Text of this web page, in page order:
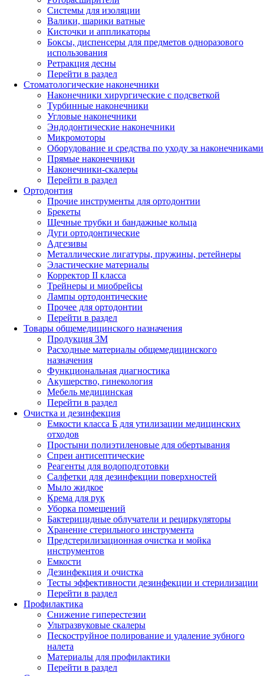
Системы для изоляции
Валики, шарики ватные
Кисточки и аппликаторы
Боксы, диспенсеры для предметов одноразового
использования
Ретракция десны
Перейти в раздел
Стоматологические наконечники
Наконечники хирургические с подсветкой
Турбинные наконечники
Угловые наконечники
Эндодонтические наконечники
Микромоторы
Оборудование и средства по уходу за наконечниками
Прямые наконечники
Наконечники-скалеры
Перейти в раздел
Ортодонтия
Прочие инструменты для ортодонтии
Брекеты
Щечные трубки и бандажные кольца
Дуги ортодонтические
Адгезивы
Металлические лигатуры, пружины, ретейнеры
Эластические материалы
Корректор II класса
Трейнеры и миобрейсы
Лампы ортодонтические
Прочее для ортодонтии
Перейти в раздел
Товары общемедицинского назначения
Продукция 3М
Расходные материалы общемедицинского
назначения
Функциональная диагностика
Акушерство, гинекология
Мебель медицинская
Перейти в раздел
Очистка и дезинфекция
Емкости класса Б для утилизации медицинских
отходов
Простыни полиэтиленовые для обертывания
Спреи антисептические
Реагенты для водоподготовки
Салфетки для дезинфекции поверхностей
Мыло жидкое
Крема для рук
Уборка помещений
Бактерицидные облучатели и рециркуляторы
Хранение стерильного инструмента
Предстерилизационная очистка и мойка
инструментов
Емкости
Дезинфекция и очистка
Тесты эффективности дезинфекции и стерилизации
Перейти в раздел
Профилактика
Снижение гиперестезии
Ультразвуковые скалеры
Пескоструйное полирование и удаление зубного
налета
Материалы для профилактики
Перейти в раздел